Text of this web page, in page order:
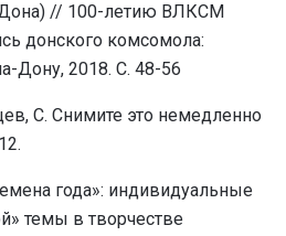
// 100-летию ВЛКСМ
донского комсомола:
Дону, 2018. С. 48-56
С. Снимите это немедленно
года»: индивидуальные
темы в творчестве